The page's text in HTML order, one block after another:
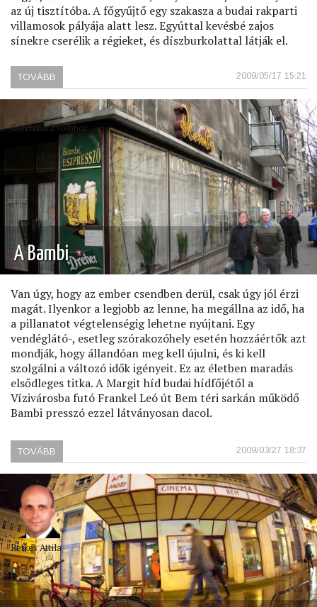
az új tisztítóba. A főgyűjtő egy szakasza a budai rakparti
villamosok pályája alatt lesz. Egyúttal kevésbé zajos
sínekre cserélik a régieket, és díszburkolattal látják el.
2009/05/17 15:21
TOVÁBB
HÍDI
ÉPÍTKEZÉSEK)
A Bambi
Korchma Zsombor
Van úgy, hogy az ember csendben derül, csak úgy jól érzi
magát. Ilyenkor a legjobb az lenne, ha megállna az idő, ha
a pillanatot végtelenségig lehetne nyújtani. Egy
vendéglátó-, esetleg szórakozóhely esetén hozzáértők azt
mondják, hogy állandóan meg kell újulni, és ki kell
szolgálni a változó idők igényeit. Ez az életben maradás
elsődleges titka. A Margit híd budai hídfőjétől a
Vízivárosba futó Frankel Leó út Bem téri sarkán működő
Bambi presszó ezzel látványosan dacol.
2009/03/27 18:37
TOVÁBB
BAMBI)
Retkes Attila